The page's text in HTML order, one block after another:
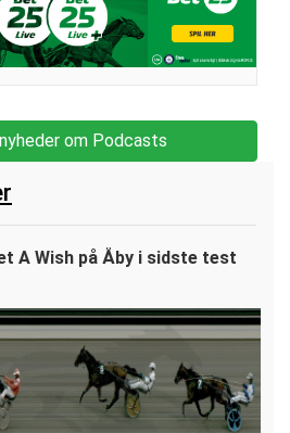
om Podcasts
A Wish på Åby i sidste test